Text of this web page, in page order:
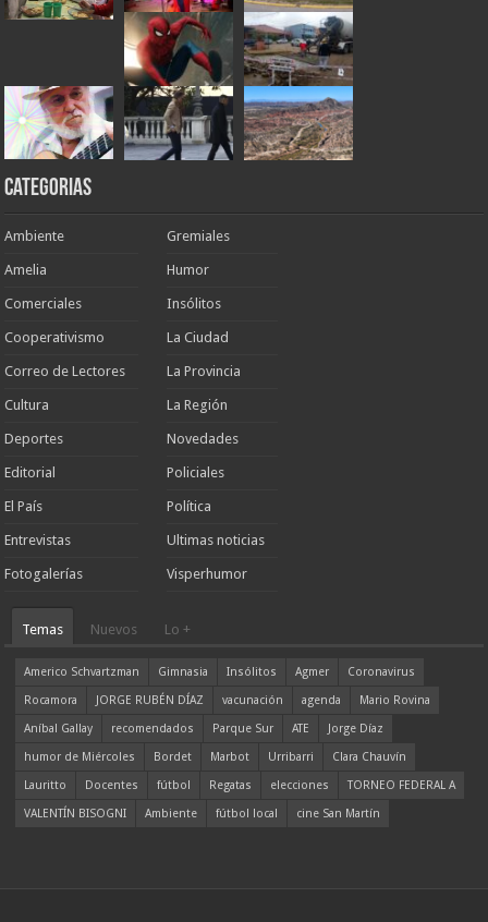
Categorias
Ambiente
Amelia
Comerciales
Cooperativismo
Correo de Lectores
Cultura
Deportes
Editorial
El País
Entrevistas
Fotogalerías
Gremiales
Humor
Insólitos
La Ciudad
La Provincia
La Región
Novedades
Policiales
Política
Ultimas noticias
Visperhumor
Temas Nuevos Lo +
Americo Schvartzman Gimnasia Insólitos Agmer
Coronavirus
Rocamora
JORGE RUBÉN DÍAZ vacunación agenda
Mario Rovina
Aníbal Gallay
recomendados Parque Sur ATE
Jorge Díaz
humor de Miércoles
Bordet Marbot Urribarri
Clara Chauvín
Lauritto
Docentes fútbol Regatas elecciones
TORNEO FEDERAL A
VALENTÍN BISOGNI
Ambiente fútbol local cine San Martín